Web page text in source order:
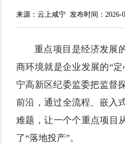
来源：云上咸宁 发布时间：2026-
重点项目是经济发展
商环境就是企业发展的“
宁高新区纪委监委把监督
前沿，通过全流程、嵌入
难题，让一个个重点项目
了“落地投产”。